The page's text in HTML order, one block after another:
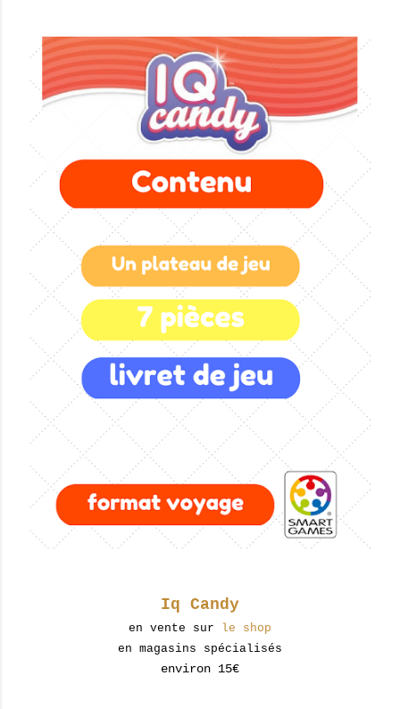
Iq Candy
en vente sur le shop
en magasins spécialisés
environ 15€